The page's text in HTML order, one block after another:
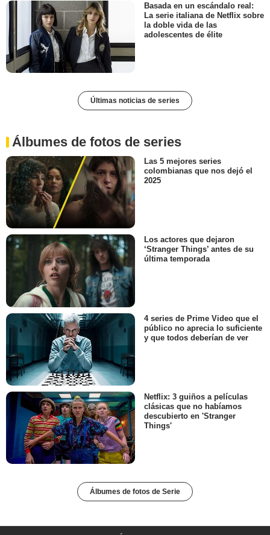
Basada en un escándalo real:
La serie italiana de Netflix sobre
la doble vida de las
adolescentes de élite
Últimas noticias de series
Álbumes de fotos de series
Las 5 mejores series
colombianas que nos dejó el
2025
Los actores que dejaron
‘Stranger Things’ antes de su
última temporada
4 series de Prime Video que el
público no aprecia lo suficiente
y que todos deberían de ver
Netflix: 3 guiños a películas
clásicas que no habíamos
descubierto en 'Stranger
Things'
Álbumes de fotos de Serie